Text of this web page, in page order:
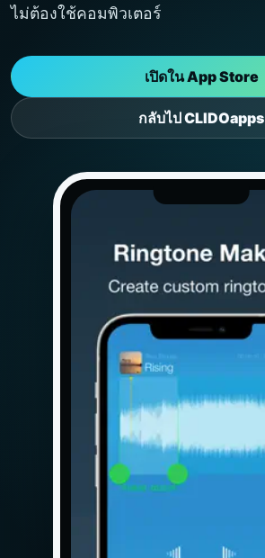
ไม่ต้องใช้คอมพิวเตอร์
เปิดใน App Store
กลับไป CLIDOapps